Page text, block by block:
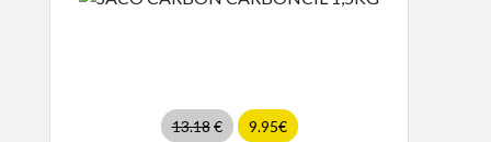
13.18€ 9.95€